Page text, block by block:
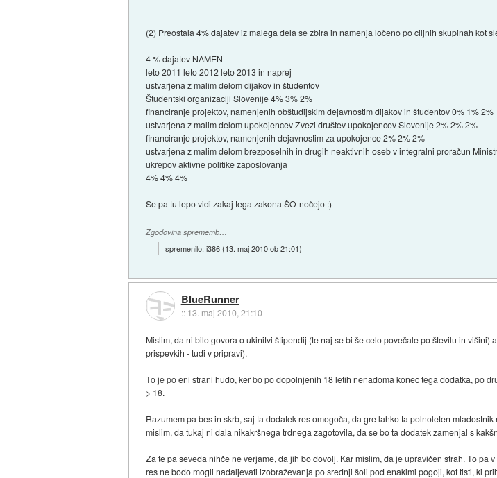
(2) Preostala 4% dajatev iz malega dela se zbira in namenja ločeno po ciljnih skupinah kot
4 % dajatev NAMEN
leto 2011 leto 2012 leto 2013 in naprej
ustvarjena z malim delom dijakov in študentov
Študentski organizaciji Slovenije 4% 3% 2%
financiranje projektov, namenjenih obštudijskim dejavnostim dijakov in študentov 0% 1% 2%
ustvarjena z malim delom upokojencev Zvezi društev upokojencev Slovenije 2% 2% 2%
financiranje projektov, namenjenih dejavnostim za upokojence 2% 2% 2%
ustvarjena z malim delom brezposelnih in drugih neaktivnih oseb v integralni proračun
ukrepov aktivne politike zaposlovanja
4% 4% 4%
Se pa tu lepo vidi zakaj tega zakona ŠO-nočejo :)
Zgodovina sprememb…
spremenilo:i386(13. maj 2010 ob 21:01)
BlueRunner
:: 13. maj 2010, 21:10
Mislim, da ni bilo govora o ukinitvi štipendij (te naj se bi še celo povečale po številu in
prispevkih - tudi v pripravi).
To je po eni strani hudo, ker bo po dopolnjenih 18 letih nenadoma konec tega dodatka, po
> 18.
Razumem pa bes in skrb, saj ta dodatek res omogoča, da gre lahko ta polnoleten
mislim, da tukaj ni dala nikakršnega trdnega zagotovila, da se bo ta dodatek zamenjal s
Za te pa seveda nihče ne verjame, da jih bo dovolj. Kar mislim, da je upravičen strah. To
res ne bodo mogli nadaljevati izobraževanja po srednji šoli pod enakimi pogoji, kot tisti, ki